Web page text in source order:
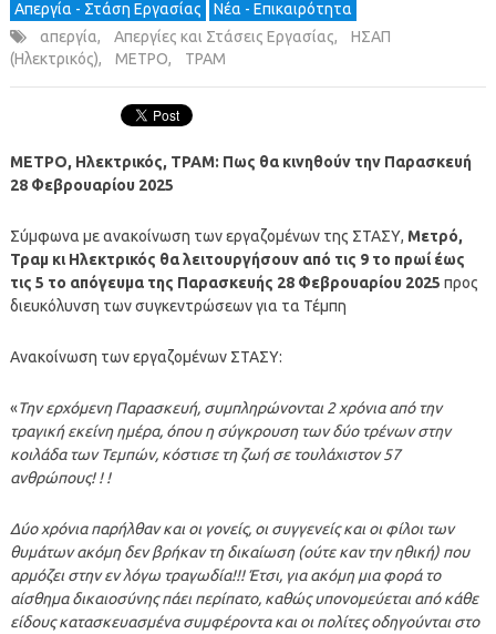
Απεργία - Στάση Εργασίας
Νέα - Επικαιρότητα
απεργία, Απεργίες και Στάσεις Εργασίας,
ΗΣΑΠ
(Ηλεκτρικός), ΜΕΤΡΟ, ΤΡΑΜ
ΜΕΤΡΟ, Ηλεκτρικός, ΤΡΑΜ: Πως θα κινηθούν την Παρασκευή
28 Φεβρουαρίου 2025
Σύμφωνα με ανακοίνωση των εργαζομένων της ΣΤΑΣΥ, Μετρό,
Τραμ κι Ηλεκτρικός θα λειτουργήσουν από τις 9 το πρωί έως
τις 5 το απόγευμα της Παρασκευής 28 Φεβρουαρίου 2025 προς
διευκόλυνση των συγκεντρώσεων για τα Τέμπη
Ανακοίνωση των εργαζομένων ΣΤΑΣΥ:
«Την ερχόμενη Παρασκευή, συμπληρώνονται 2 χρόνια από την
τραγική εκείνη ημέρα, όπου η σύγκρουση των δύο τρένων στην
κοιλάδα των Τεμπών, κόστισε τη ζωή σε τουλάχιστον 57
ανθρώπους! ! !
Δύο χρόνια παρήλθαν και οι γονείς, οι συγγενείς και οι φίλοι των
θυμάτων ακόμη δεν βρήκαν τη δικαίωση (ούτε καν την ηθική) που
αρμόζει στην εν λόγω τραγωδία!!! Έτσι, για ακόμη μια φορά το
αίσθημα δικαιοσύνης πάει περίπατο, καθώς υπονομεύεται από κάθε
είδους κατασκευασμένα συμφέροντα και οι πολίτες οδηγούνται στο